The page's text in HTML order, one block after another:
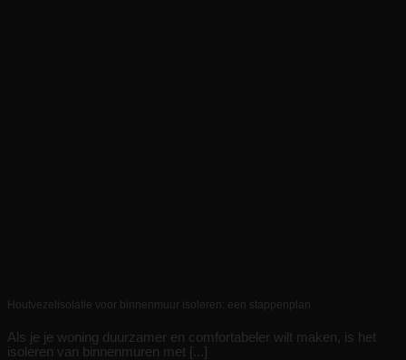
Houtvezelisolatie voor binnenmuur isoleren: een stappenplan
Als je je woning duurzamer en comfortabeler wilt maken, is het
isoleren van binnenmuren met [...]